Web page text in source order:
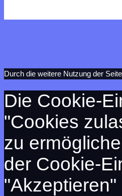
Durch die weitere Nutzung der
Die Cookie-
"Cookies
zu
der Cookie-